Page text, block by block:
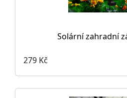
Solární zahradní
279 Kč